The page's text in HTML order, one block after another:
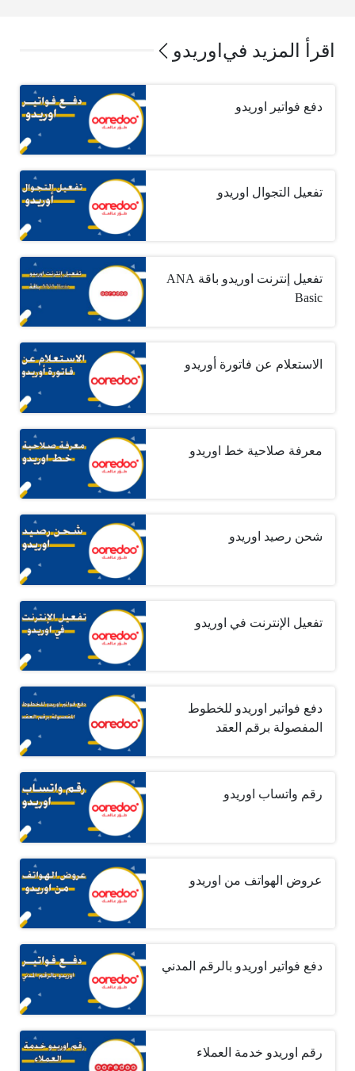
اقرأ المزيد في اوريدو
دفع فواتير اوريدو
تفعيل التجوال اوريدو
تفعيل إنترنت اوريدو باقة ANA
Basic
الاستعلام عن فاتورة أوريدو
معرفة صلاحية خط اوريدو
شحن رصيد اوريدو
تفعيل الإنترنت في اوريدو
دفع فواتير اوريدو للخطوط
المفصولة برقم العقد
رقم واتساب اوريدو
عروض الهواتف من اوريدو
دفع فواتير اوريدو بالرقم المدني
رقم اوريدو خدمة العملاء